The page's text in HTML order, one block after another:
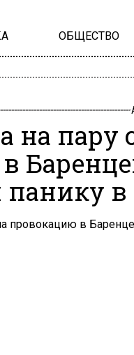
ОБЩЕСТВО
на пару
панику